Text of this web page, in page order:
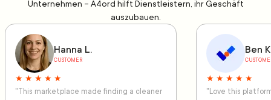
Unternehmen – A4ord hilft Dienstleistern, ihr Geschäft
auszubauen.
Hanna L.
CUSTOMER
★ ★ ★ ★ ★
"This marketplace made finding a cleaner
Ben
★ ★ ★ ★ ★
"Love this